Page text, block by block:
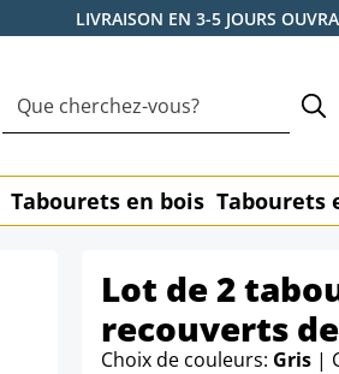
LIVRAISON EN 3-5 JOURS
Tabourets en bois Tabourets
Lot de 2
recouverts
Choix de couleurs: Gris |